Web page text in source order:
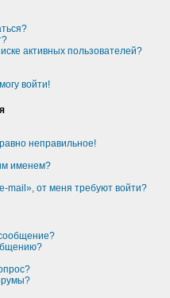
активных пользователей?
войти!
неправильное!
именем?
mail», от меня требуют войти?